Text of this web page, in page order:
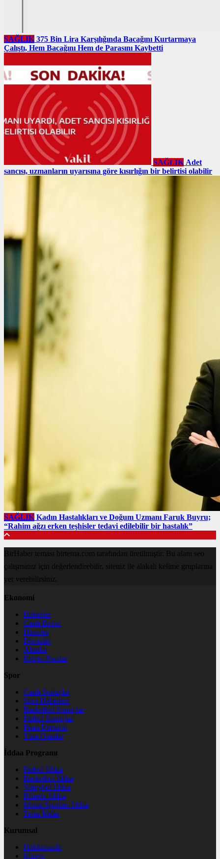
SAĞLIK 375 Bin Lira Karşılığında Bacağını Kurtarmaya
Çalıştı, Hem Bacağını Hem de Parasını Kaybetti
SAĞLIK Adet
sancısı, uzmanların uyarısına göre kısırlığın bir belirtisi olabilir
SAĞLIK Kadın Hastalıkları ve Doğum Uzmanı Faruk Buyru;
“Rahim ağzı erken teşhisler tedavi edilebilir bir hastalık”
BirHaber teması birtema.com tarafından üretilmiştir. Bu alanı seo
çalışmanız için değerlendirebilir, siteniz ile alakalı kelime gruplarına
yer verebilirsiniz.
Ekonomi
Haberler
Canlı Borsa
Hisseler
Dövizler
Altınlar
Kripto Paralar
Spor
Canlı Sonuçlar
Spor Haberleri
Basketbol Sonuçlar
Futbol Sonuçlar
Puan Durumu
Tüm Oranlar
İddaa Programı
Futbol İddaa
Basketbol İddaa
Voleybol İddaa
Bilardo İddaa
Motor Sporları İddaa
Tenis İddaa
Kurumsal
Hakkımızda
Künye